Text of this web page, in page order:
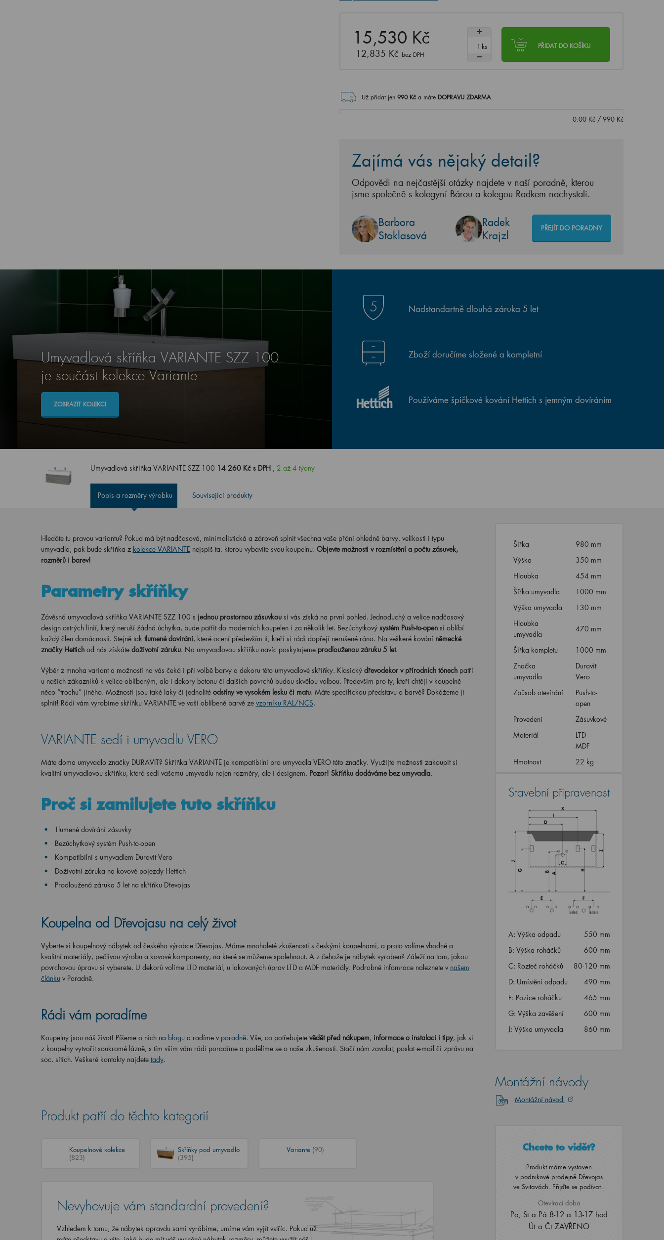
15,530 Kč
12,835 Kč bez DPH
PŘIDAT DO KOŠÍKU
ks
Už přidat jen 990Kč a máte DOPRAVU ZDARMA.
0.00Kč/ 990Kč
Zajímá vás nějaký detail?
Odpovědi na nejčastější otázky najdete v naší poradně, kterou
jsme společně s kolegyní Bárou a kolegou Radkem nachystali.
Barbora
Stoklasová
Radek
Krajzl
PŘEJÍT DO PORADNY
Umyvadlová skříňka VARIANTE SZZ 100
je součást kolekce Variante
ZOBRAZIT KOLEKCI
Nadstandartně dlouhá záruka 5 let
Zboží doručíme složené a kompletní
Používáme špičkové kování Hettich s jemným dovíráním
Umyvadlová skříňka VARIANTE SZZ 100 14 260 Kč s DPH , 2 až 4 týdny
Popis a rozměry výrobku Související produkty
Hledáte tu pravou variantu? Pokud má být nadčasová, minimalistická a zároveň splnit všechna vaše přání ohledně barvy, velikosti i typu
umyvadla, pak bude skříňka z kolekce VARIANTE nejspíš ta, kterou vybavíte svou koupelnu. Objevte možnosti v rozmístění a počtu zásuvek,
rozměrů i barev!
Parametry skříňky
Závěsná umyvadlová skříňka VARIANTE SZZ 100 s jednou prostornou zásuvkou si vás získá na první pohled. Jednoduchý a velice nadčasový
design ostrých linií, který neruší žádná úchytka, bude patřit do moderních koupelen i za několik let. Bezúchytkový systém Push-to-open si oblíbí
každý člen domácnosti. Stejně tak tlumené dovírání, které ocení především ti, kteří si rádi dopřejí nerušené ráno. Na veškeré kování německé
značky Hettichod nás získáte doživotní záruku. Na umyvadlovou skříňku navíc poskytujeme prodlouženou záruku 5 let.
Výběr z mnoha variant a možností na vás čeká i při volbě barvy a dekoru této umyvadlové skříňky. Klasický dřevodekor v přírodních tónech patří
u našich zákazníků k velice oblíbeným, ale i dekory betonu či dalších povrchů budou skvělou volbou. Především pro ty, kteří chtějí v koupelně
něco “trochu” jiného. Možností jsou také laky či jednolité odstíny ve vysokém lesku či matu. Máte specifickou představu o barvě? Dokážeme ji
splnit! Rádi vám vyrobíme skříňku VARIANTE ve vaší oblíbené barvě ze vzorníku RAL/NCS.
VARIANTE sedí i umyvadlu VERO
Máte doma umyvadlo značky DURAVIT? Skříňka VARIANTE je kompatibilní pro umyvadla VERO této značky. Využijte možnosti zakoupit si
kvalitní umyvadlovou skříňku, která sedí vašemu umyvadlu nejen rozměry, ale i designem. Pozor! Skříňku dodáváme bez umyvadla.
Proč si zamilujete tuto skříňku
Tlumené dovírání zásuvky
Bezúchytkový systém Push-to-open
Kompatibilní s umyvadlem Duravit Vero
Doživotní záruka na kovové pojezdy Hettich
Prodloužená záruka 5 let na skříňku Dřevojas
Koupelna od Dřevojasu na celý život
Vyberte si koupelnový nábytek od českého výrobce Dřevojas. Máme mnohaleté zkušenosti s českými koupelnami, a proto volíme vhodné a
kvalitní materiály, pečlivou výrobu a kovové komponenty, na které se můžeme spolehnout. A z čehože je nábytek vyroben? Záleží na tom, jakou
povrchovou úpravu si vyberete. U dekorů volíme LTD materiál, u lakovaných úprav LTD a MDF materiály. Podrobné infomrace naleznete v našem
článku v Poradně.
Rádi vám poradíme
Koupelny jsou náš život! Píšeme o nich na blogu a radíme v poradně. Vše, co potřebujete vědět před nákupem, informace o instalaci i tipy, jak si
z koupelny vytvořit soukromé lázně, s tím vším vám rádi poradíme a podělíme se o naše zkušenosti. Stačí nám zavolat, poslat e-mail či zprávu na
soc. sítích. Veškeré kontakty najdete tady.
Produkt patří do těchto kategorií
Koupelnové kolekce
(823)
Skříňky pod umyvadlo
(395)
Variante (90)
Nevyhovuje vám standardní provedení?
Vzhledem k tomu, že nábytek opravdu sami vyrábíme, umíme vám vyjít vstříc. Pokud už
Šířka
980 mm
Výška
350 mm
Hloubka
454 mm
Šířka umyvadla
1000 mm
Výška umyvadla
130 mm
Hloubka
umyvadla
470 mm
Šířka kompletu
1000 mm
Značka
umyvadla
Duravit
Vero
Způsob otevírání
Push-to-
open
Provedení
Zásuvkové
Materiál
LTD
MDF
Hmotnost
22 kg
Stavební připravenost
A: Výška odpadu
550 mm
B: Výška roháčků
600 mm
C: Rozteč roháčků
80-120 mm
D: Umístění odpadu
490 mm
F: Pozice roháčku
465 mm
G: Výška zavěšení
600 mm
J: Výška umyvadla
860 mm
Montážní návody
Montážní návod
Chcete to vidět?
Produkt máme vystaven
v podnikové prodejně Dřevojas
ve Svitavách. Přijďte se podívat..
Otevírací doba
Po, St a Pá 8-12 a 13-17 hod
Út a Čt ZAVŘENO